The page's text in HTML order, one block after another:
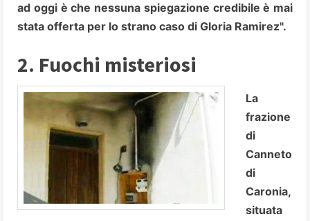
ad oggi è che nessuna spiegazione credibile è mai
stata offerta per lo strano caso di Gloria Ramirez".
2. Fuochi misteriosi
La
frazione
di
Canneto
di
Caronia,
situata